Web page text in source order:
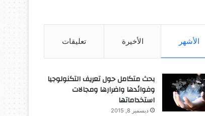
الأشهر الأخيرة تعليقات
بحث متكامل حول تعريف التكنولوجيا
وفوائدها واضرارها ومجالات
استخداماتها
ديسمبر 8, 2015